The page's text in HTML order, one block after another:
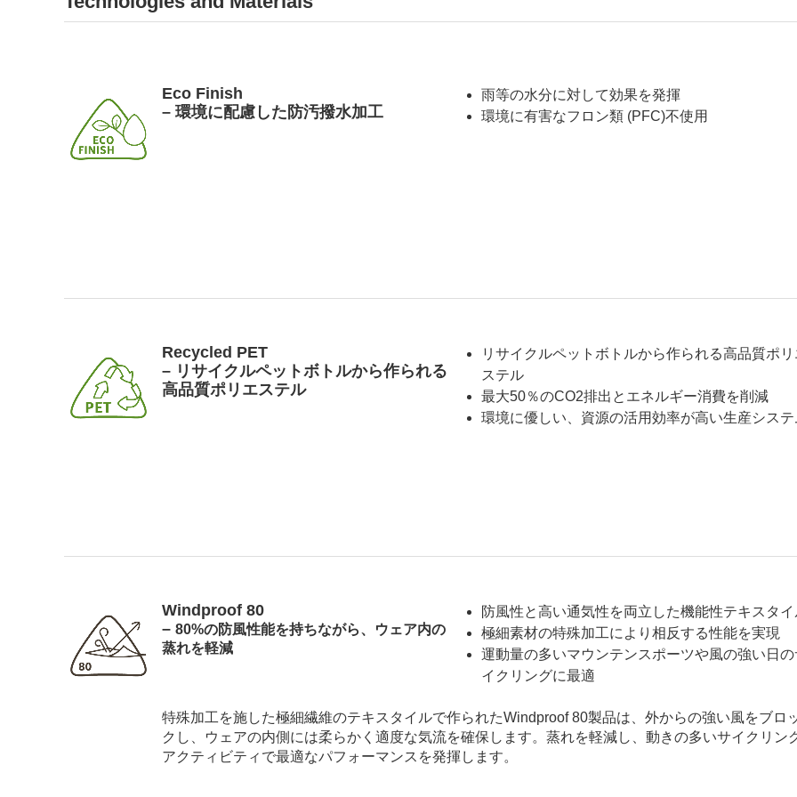
Eco Finish
– 環境に配慮した防汚撥水加工
雨等の水分に対して効果を発揮
環境に有害なフロン類 (PFC)不使用
Recycled PET
– リサイクルペットボトルから作られる
高品質ポリエステル
リサイクルペットボトルから作られる高品質ポリ
ステル
最大50％のCO2排出とエネルギー消費を削減
環境に優しい、資源の活用効率が高い生産システ
Windproof 80
– 80%の防風性能を持ちながら、
ウェア内の
蒸れを軽減
防風性と高い通気性を両立した機能性テキスタイ
極細素材の特殊加工により相反する性能を実現
運動量の多いマウンテンスポーツや風の強い日の
イクリングに最適
特殊加工を施した極細繊維のテキスタイルで作られたWindproof 80製品は、外からの強い風をブロ
クし、ウェアの内側には柔らかく適度な気流を確保します。蒸れを軽減し、動きの多いサイクリン
アクティビティで最適なパフォーマンスを発揮します。